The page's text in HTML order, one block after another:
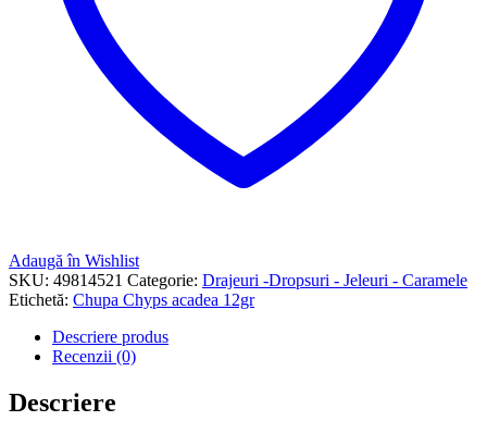
Adaugă în Wishlist
SKU: 49814521 Categorie: Drajeuri -Dropsuri - Jeleuri - Caramele
Etichetă: Chupa Chyps acadea 12gr
Descriere produs
Recenzii (0)
Descriere